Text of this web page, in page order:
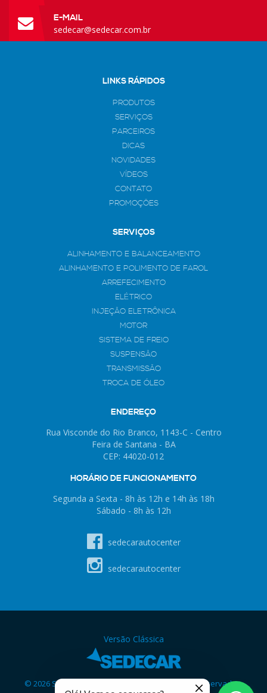
E-MAIL
sedecar@sedecar.com.br
LINKS RÁPIDOS
PRODUTOS
SERVIÇOS
PARCEIROS
DICAS
NOVIDADES
VÍDEOS
CONTATO
PROMOÇÕES
SERVIÇOS
ALINHAMENTO E BALANCEAMENTO
ALINHAMENTO E POLIMENTO DE FAROL
ARREFECIMENTO
ELÉTRICO
INJEÇÃO ELETRÔNICA
MOTOR
SISTEMA DE FREIO
SUSPENSÃO
TRANSMISSÃO
TROCA DE ÓLEO
ENDEREÇO
Rua Visconde do Rio Branco, 1143-C - Centro
Feira de Santana - BA
CEP: 44020-012
HORÁRIO DE FUNCIONAMENTO
Segunda a Sexta - 8h às 12h e 14h às 18h
Sábado - 8h às 12h
sedecarautocenter
sedecarautocenter
Versão Clássica
© 2026 SedeCar Auto Center - Todos os direitos reservados.